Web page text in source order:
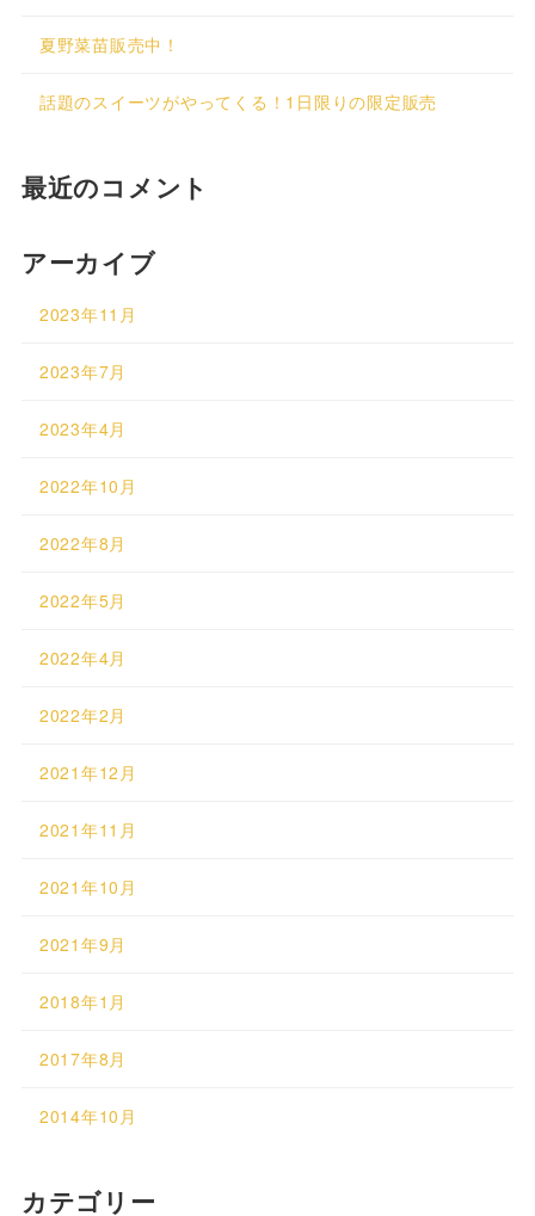
夏野菜苗販売中！
話題のスイーツがやってくる！1日限りの限定販売
最近のコメント
アーカイブ
2023年11月
2023年7月
2023年4月
2022年10月
2022年8月
2022年5月
2022年4月
2022年2月
2021年12月
2021年11月
2021年10月
2021年9月
2018年1月
2017年8月
2014年10月
カテゴリー